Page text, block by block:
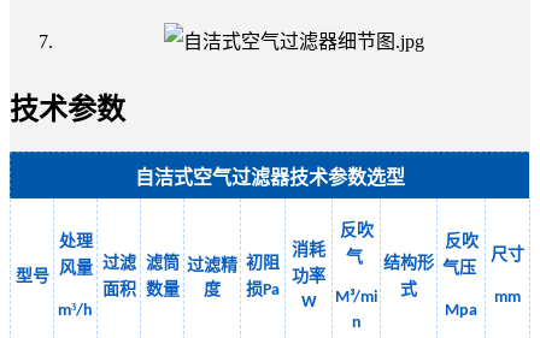
技术参数
自洁式空气过滤器技术参数选型
型号
处理
风量
m³/h
过滤
面积
滤筒
数量
过滤精
度
初阻
损Pa
消耗
功率
W
反吹
气
M³/mi
n
结构形
式
反吹
气压
Mpa
尺寸
mm